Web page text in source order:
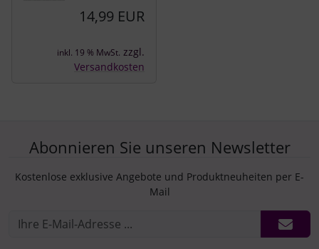
14,99 EUR
inkl. 19 % MwSt. zzgl.
Versandkosten
Abonnieren Sie unseren Newsletter
Kostenlose exklusive Angebote und Produktneuheiten per E-
Mail